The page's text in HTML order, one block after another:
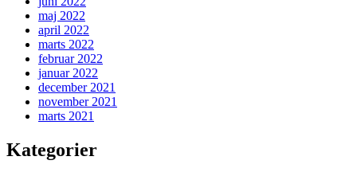
maj 2022
april 2022
marts 2022
februar 2022
januar 2022
december 2021
november 2021
marts 2021
Kategorier